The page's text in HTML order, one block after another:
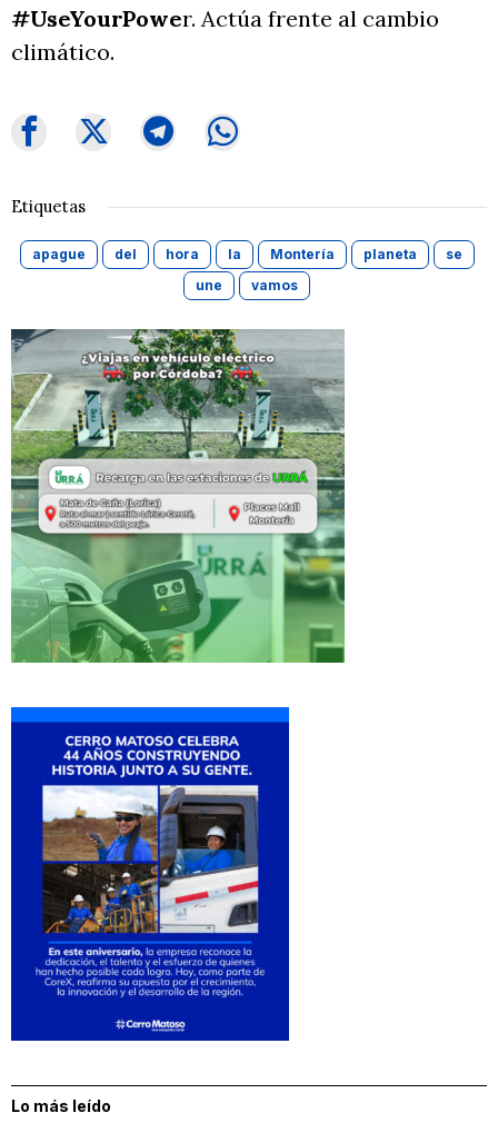
#UseYourPower. Actúa frente al cambio
climático.
Etiquetas
apague del hora la Montería planeta
se
une
vamos
Lo más leído